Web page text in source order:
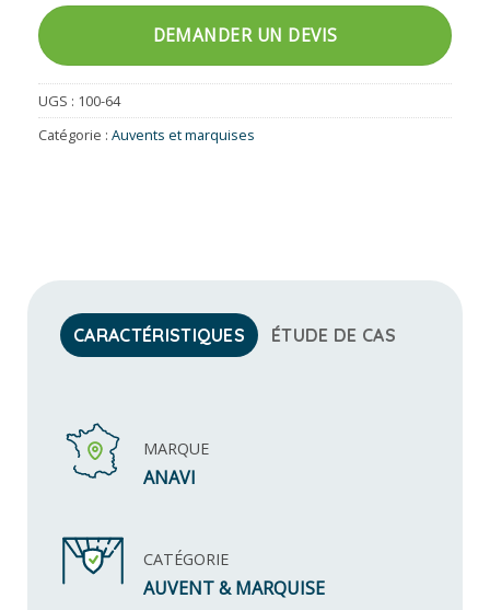
DEMANDER UN DEVIS
UGS : 100-64
Catégorie : Auvents et marquises
CARACTÉRISTIQUES ÉTUDE DE CAS
MARQUE
ANAVI
CATÉGORIE
AUVENT & MARQUISE